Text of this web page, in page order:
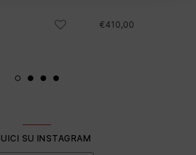
€410,00
SU INSTAGRAM